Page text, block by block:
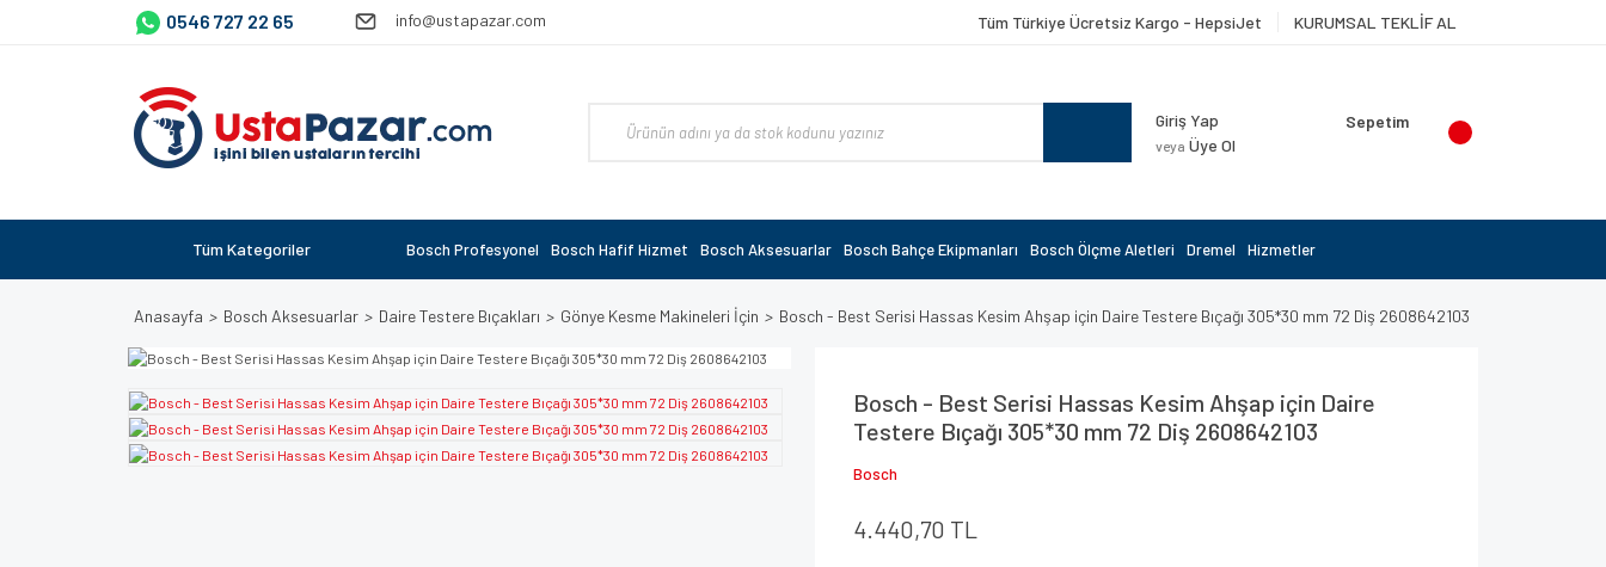
0546 727 22 65 info@ustapazar.com Tüm Türkiye Ücretsiz Kargo - HepsiJet KURUMSAL TEKLİF AL
Giriş Yap
veya Üye Ol
Sepetim
Tüm Kategoriler Bosch Profesyonel Bosch Hafif Hizmet Bosch Aksesuarlar Bosch Bahçe Ekipmanları Bosch Ölçme Aletleri Dremel Hizmetler
Anasayfa Bosch Aksesuarlar Daire Testere Bıçakları Gönye Kesme Makineleri İçin Bosch - Best Serisi Hassas Kesim Ahşap için Daire Testere Bıçağı 305*30 mm 72 Diş 2608642103
Bosch - Best Serisi Hassas Kesim Ahşap için Daire
Testere Bıçağı 305*30 mm 72 Diş 2608642103
Bosch
4.440,70 TL